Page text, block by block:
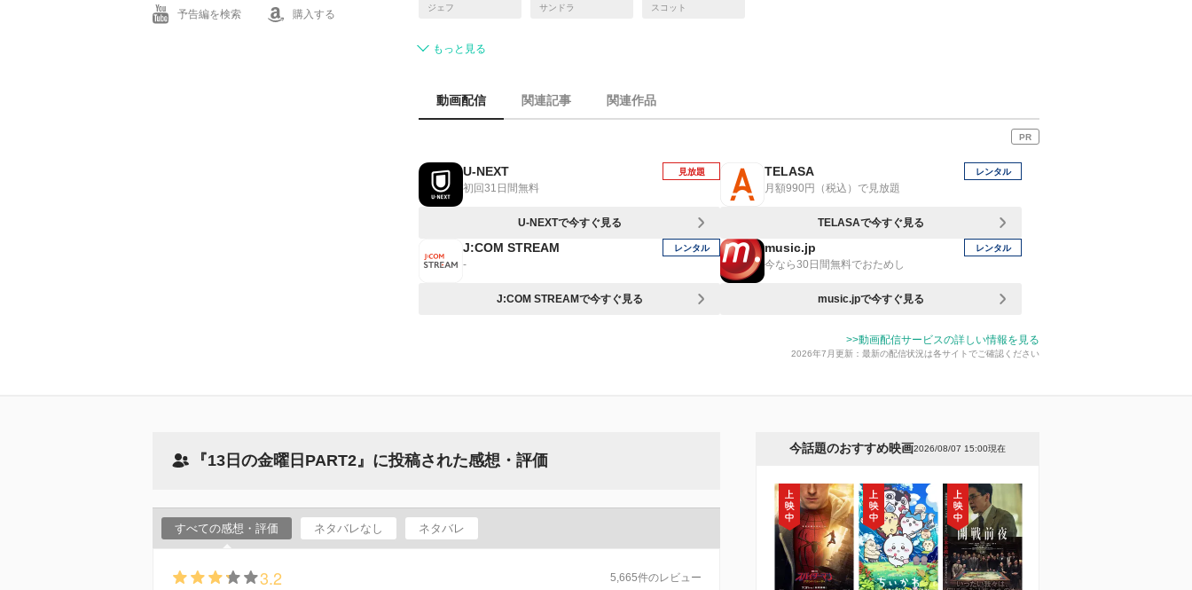
予告編を検索 購入する
ジェフ サンドラ スコット
もっと見る
動画配信 関連記事 関連作品
PR
U-NEXT
初回31日間無料
見放題
U-NEXTで今すぐ見る
TELASA
月額990円（税込）で見放題
レンタル
TELASAで今すぐ見る
J:COM STREAM
-
レンタル
J:COM STREAMで今すぐ見る
music.jp
今なら30日間無料でおためし
レンタル
music.jpで今すぐ見る
>>動画配信サービスの詳しい情報を見る
2026年7月更新：最新の配信状況は各サイトでご確認ください
『13日の金曜日PART2』に投稿された感想・評価
すべての感想・評価 ネタバレなし ネタバレ
3.2 5,665件のレビュー
今話題のおすすめ映画2026/08/07 15:00現在